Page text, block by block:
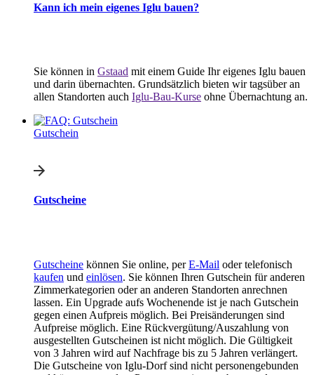
Kann ich mein eigenes Iglu bauen?
Sie können in Gstaad mit einem Guide Ihr eigenes Iglu bauen
und darin übernachten. Grundsätzlich bieten wir tagsüber an
allen Standorten auch Iglu-Bau-Kurse ohne Übernachtung an.
Gutschein
Gutscheine
Gutscheine können Sie online, perE-Mail oder telefonisch
kaufen und einlösen. Sie können Ihren Gutschein für anderen
Zimmerkategorien oder an anderen Standorten anrechnen
lassen. Ein Upgrade aufs Wochenende ist je nach Gutschein
gegen einen Aufpreis möglich. Bei Preisänderungen sind
Aufpreise möglich. Eine Rückvergütung/Auszahlung von
ausgestellten Gutscheinen ist nicht möglich. Die Gültigkeit
von 3 Jahren wird auf Nachfrage bis zu 5 Jahren verlängert.
Die Gutscheine von Iglu-Dorf sind nicht personengebunden